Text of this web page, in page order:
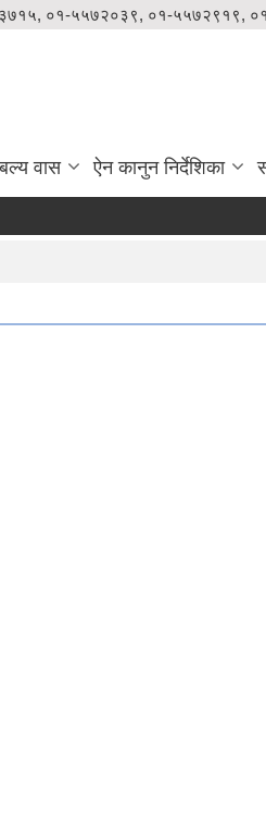
०१-५५७२०३९, ०१-५५७२९१९,
वास ऐन कानुन निर्देशिका